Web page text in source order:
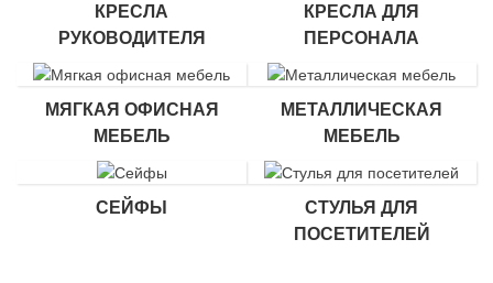
КРЕСЛА
РУКОВОДИТЕЛЯ
КРЕСЛА ДЛЯ
ПЕРСОНАЛА
МЯГКАЯ ОФИСНАЯ
МЕБЕЛЬ
МЕТАЛЛИЧЕСКАЯ
МЕБЕЛЬ
СЕЙФЫ
СТУЛЬЯ ДЛЯ
ПОСЕТИТЕЛЕЙ